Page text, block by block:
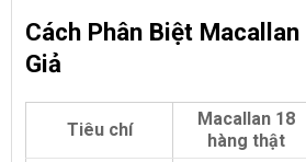
Cách Phân Biệt
Giả
Tiêu chí
Macallan 18
hàng thật